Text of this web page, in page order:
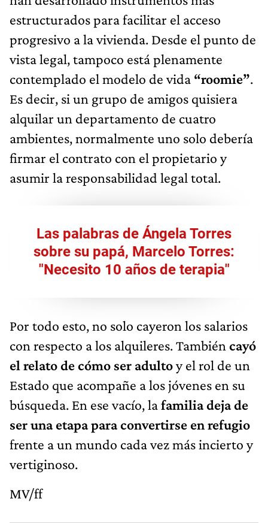
estructurados para facilitar el acceso
progresivo a la vivienda. Desde el punto de
vista legal, tampoco está plenamente
contemplado el modelo de vida “roomie”.
Es decir, si un grupo de amigos quisiera
alquilar un departamento de cuatro
ambientes, normalmente uno solo debería
firmar el contrato con el propietario y
asumir la responsabilidad legal total.
Las palabras de Ángela Torres
sobre su papá, Marcelo Torres:
"Necesito 10 años de terapia"
Por todo esto, no solo cayeron los salarios
con respecto a los alquileres. También cayó
el relato de cómo ser adultoy el rol de un
Estado que acompañe a los jóvenes en su
búsqueda. En ese vacío, lafamilia deja de
ser una etapa para convertirse en refugio
frente a un mundo cada vez más incierto y
vertiginoso.
MV/ff